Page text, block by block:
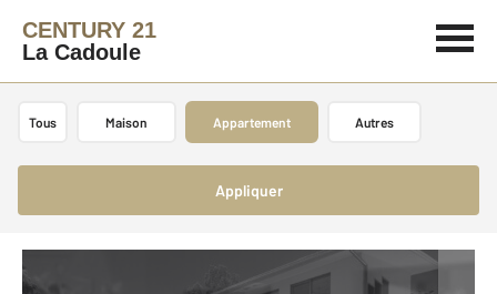
CENTURY 21
La Cadoule
Tous Maison Appartement Autres
Appliquer